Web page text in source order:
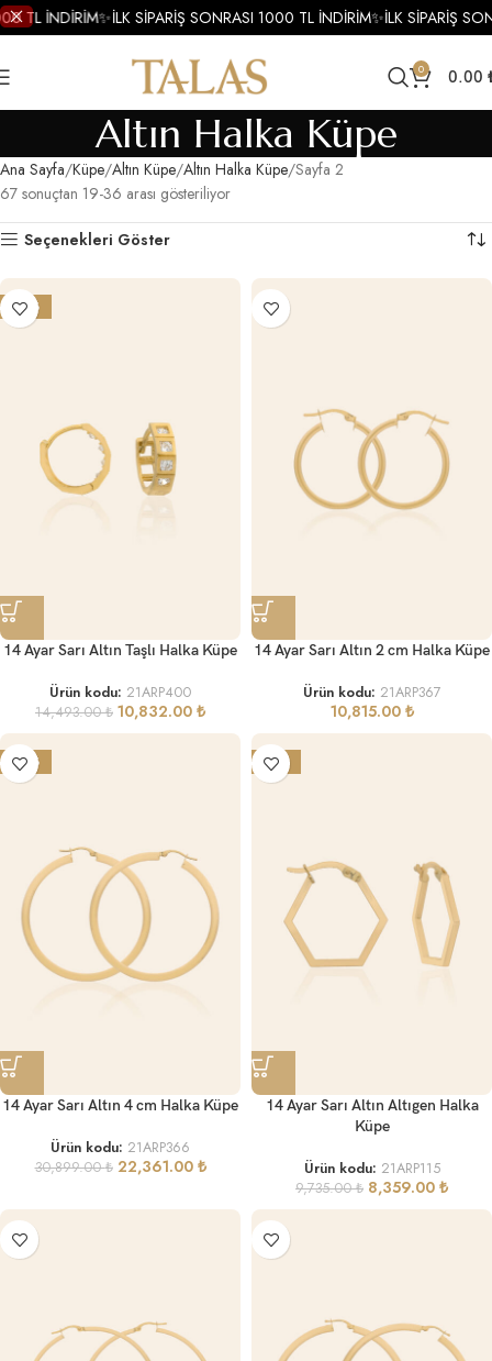
0 0.00
Altın Halka Küpe
Ana Sayfa Küpe Altın Küpe Altın Halka Küpe Sayfa 2
67 sonuçtan 19-36 arası gösteriliyor
Seçenekleri Göster
-25%
14 Ayar Sarı Altın Taşlı Halka Küpe
Ürün kodu: 21ARP400
14,493.00₺ 10,832.00 ₺
14 Ayar Sarı Altın 2 cm Halka Küpe
Ürün kodu: 21ARP367
10,815.00 ₺
-28%
14 Ayar Sarı Altın 4 cm Halka Küpe
Ürün kodu: 21ARP366
30,899.00₺ 22,361.00 ₺
-14%
14 Ayar Sarı Altın Altıgen Halka
Küpe
Ürün kodu: 21ARP115
9,735.00₺ 8,359.00 ₺
TL İNDİRİM✨İLK SİPARİŞ SONRASI 1000 TL İNDİRİM✨İLK SİPARİŞ